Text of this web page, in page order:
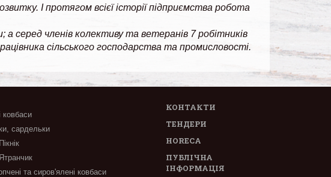
І протягом всієї історії підприємства робота
серед членів колективу та ветеранів 7 робітників
сільського господарства та промисловості.
ковбаси
сардельки
та сиров'ялені ковбаси
КОНТАКТИ
ТЕНДЕРИ
HORECA
ПУБЛІЧНА
ІНФОРМАЦІЯ